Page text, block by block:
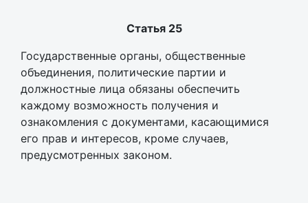
Статья 25
Государственные органы, общественные
объединения, политические партии и
должностные лица обязаны обеспечить
каждому возможность получения и
ознакомления с документами, касающимися
его прав и интересов, кроме случаев,
предусмотренных законом.